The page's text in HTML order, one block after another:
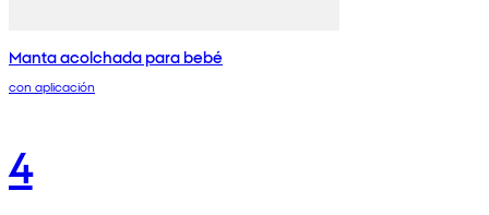
Manta acolchada para bebé
con aplicación
4